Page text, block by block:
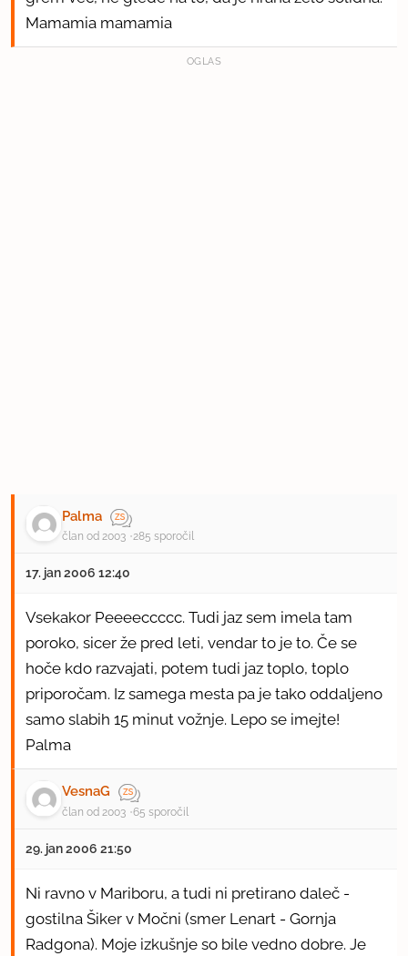
Mamamia mamamia
OGLAS
Palma
član od 2003 285 sporočil
17. jan 2006 12:40
Vsekakor Peeeeccccc. Tudi jaz sem imela tam
poroko, sicer že pred leti, vendar to je to. Če se
hoče kdo razvajati, potem tudi jaz toplo, toplo
priporočam. Iz samega mesta pa je tako oddaljeno
samo slabih 15 minut vožnje. Lepo se imejte!
Palma
VesnaG
član od 2003 65 sporočil
29. jan 2006 21:50
Ni ravno v Mariboru, a tudi ni pretirano daleč -
gostilna Šiker v Močni (smer Lenart - Gornja
Radgona). Moje izkušnje so bile vedno dobre. Je